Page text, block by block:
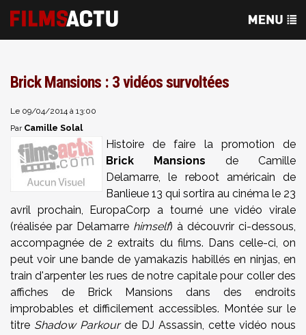
Brick Mansions : 3 vidéos survoltées
Le 09/04/2014 à 13:00
Par Camille Solal
Histoire de faire la promotion de
Brick Mansions de Camille
Delamarre, le reboot américain de
Banlieue 13 qui sortira au cinéma le 23
avril prochain, EuropaCorp a tourné une vidéo virale
(réalisée par Delamarre himself) à découvrir ci-dessous,
accompagnée de 2 extraits du films. Dans celle-ci, on
peut voir une bande de yamakazis habillés en ninjas, en
train d'arpenter les rues de notre capitale pour coller des
affiches de Brick Mansions dans des endroits
improbables et difficilement accessibles. Montée sur le
titre Shadow Parkourde DJ Assassin, cette vidéo nous